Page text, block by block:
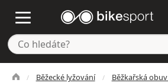
Běžecké lyžování Běžkařská obuv